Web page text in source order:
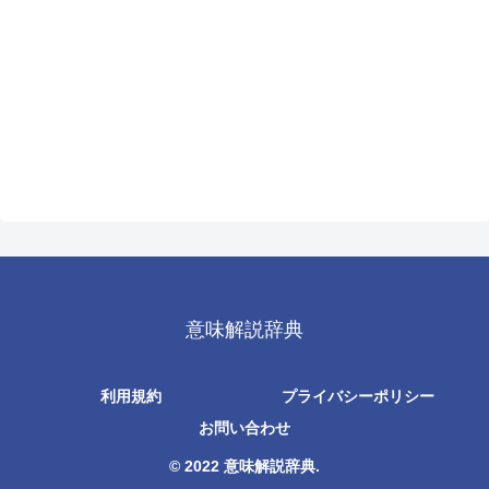
意味解説辞典
利用規約
プライバシーポリシー
お問い合わせ
© 2022 意味解説辞典.